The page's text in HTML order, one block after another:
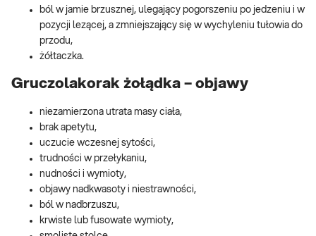
ból w jamie brzusznej, ulegający pogorszeniu po jedzeniu i w
pozycji lezącej, a zmniejszający się w wychyleniu tułowia do
przodu,
żółtaczka.
Gruczolakorak żołądka – objawy
niezamierzona utrata masy ciała,
brak apetytu,
uczucie wczesnej sytości,
trudności w przełykaniu,
nudności i wymioty,
objawy nadkwasoty i niestrawności,
ból w nadbrzuszu,
krwiste lub fusowate wymioty,